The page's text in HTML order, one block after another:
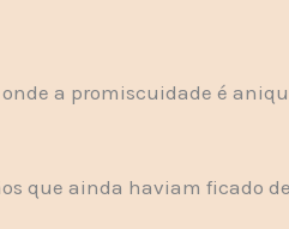
a promiscuidade é
que ainda haviam ficado